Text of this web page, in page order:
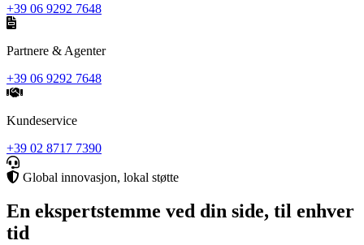
+39 06 9292 7648
Partnere & Agenter
+39 06 9292 7648
Kundeservice
+39 02 8717 7390
Global innovasjon, lokal støtte
En ekspertstemme ved din side, til enhver
tid